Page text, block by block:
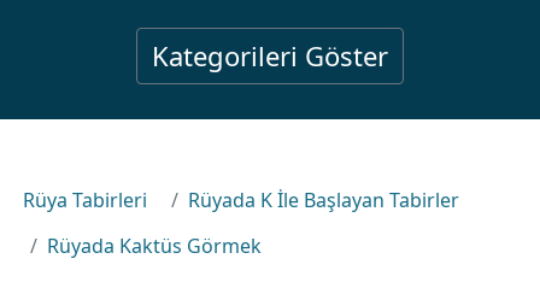
Kategorileri Göster
Rüya Tabirleri
Rüyada K İle Başlayan Tabirler
Rüyada Kaktüs Görmek